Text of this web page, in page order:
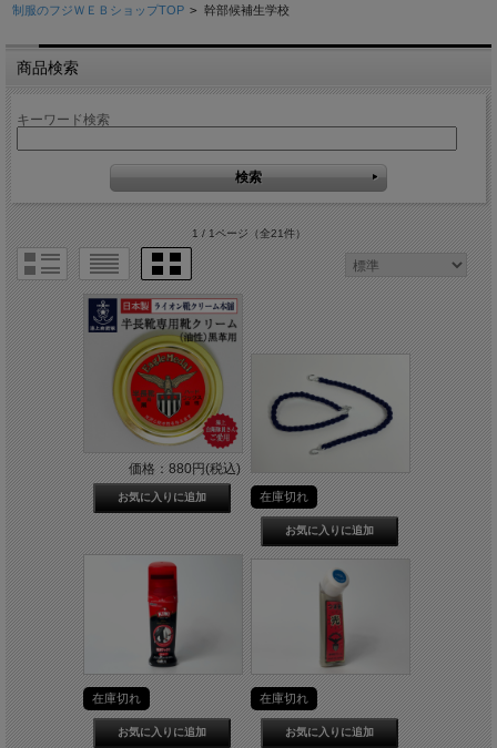
制服のフジＷＥＢショップTOP > 幹部候補生学校
商品検索
キーワード検索
1 / 1ページ（全21件）
価格：880円(税込)
在庫切れ
在庫切れ 在庫切れ